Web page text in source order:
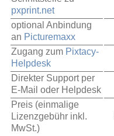
pxprint.net
optional Anbindung
an Picturemaxx
Zugang zum Pixtacy-
Helpdesk
Direkter Support per
E-Mail oder Helpdesk
Preis (einmalige
Lizenzgebühr inkl.
MwSt.)